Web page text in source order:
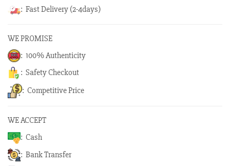
: Fast Delivery (2-4days)
WE PROMISE
: 100% Authenticity
: Safety Checkout
: Competitive Price
WE ACCEPT
: Cash
: Bank Transfer